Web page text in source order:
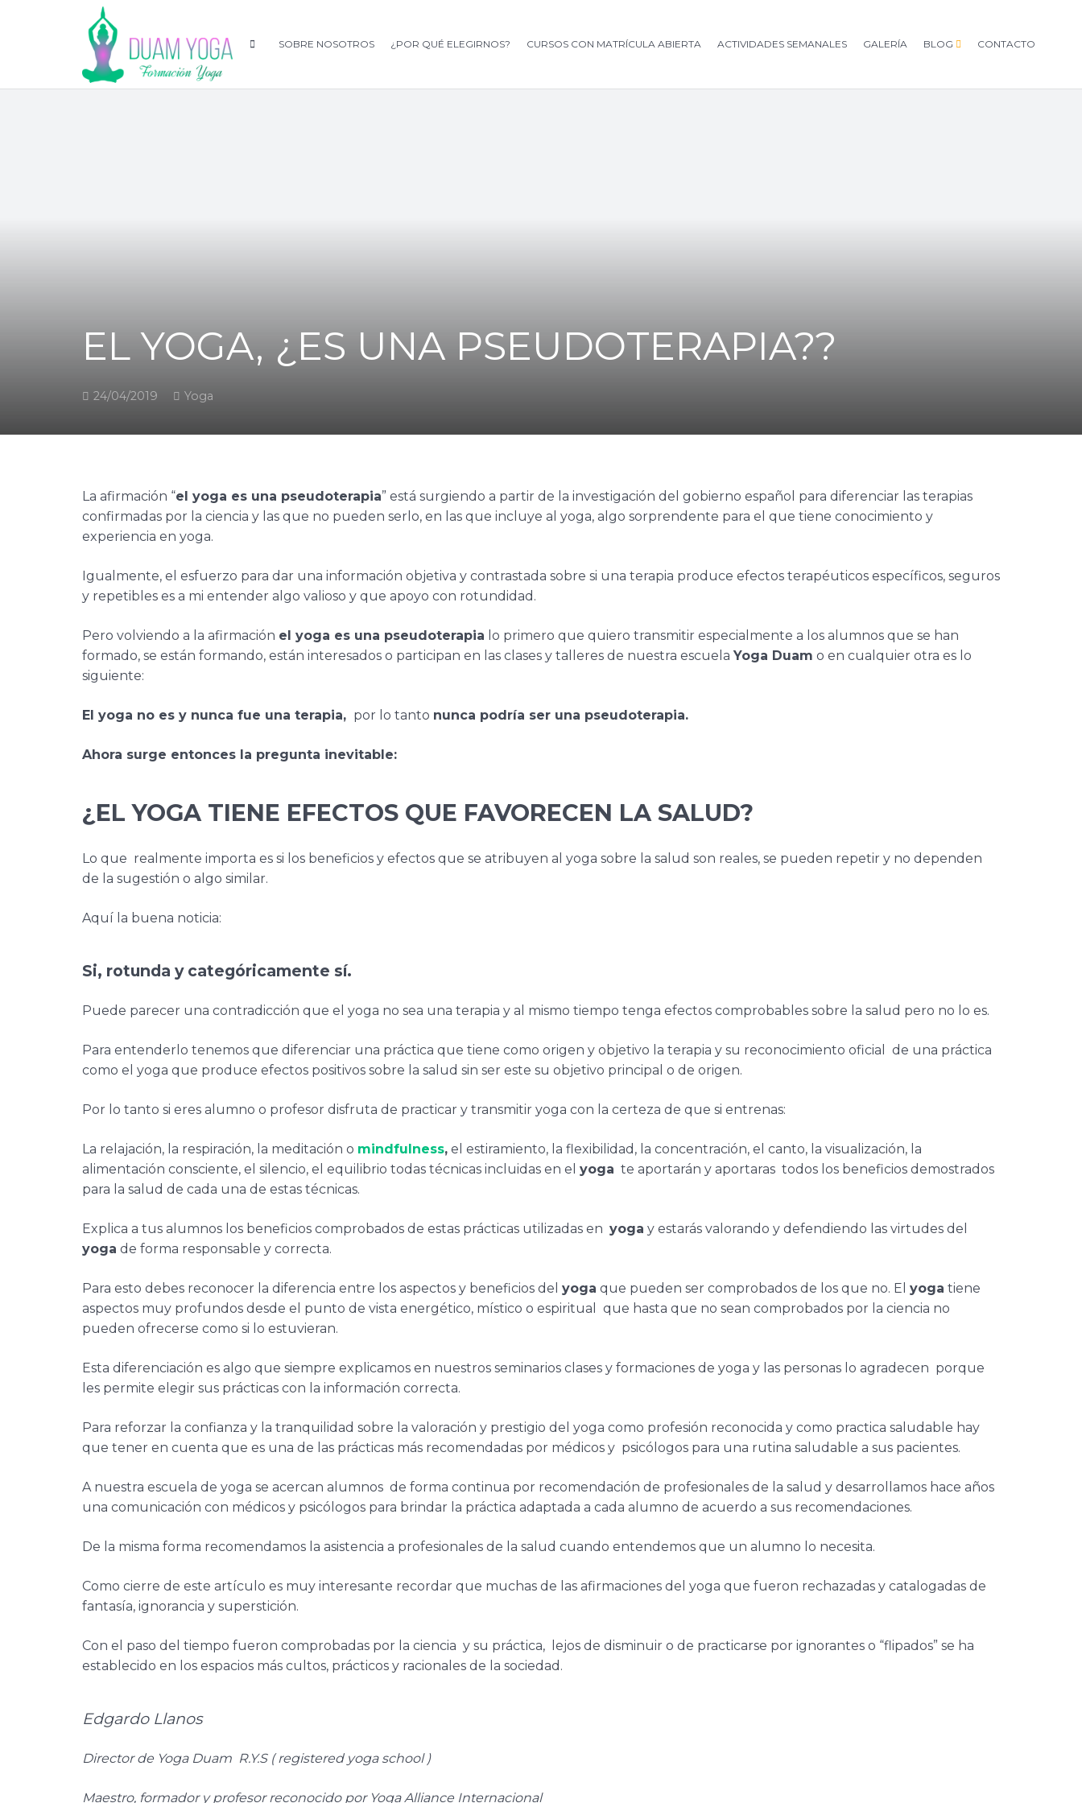
SOBRE NOSOTROS ¿POR QUÉ ELEGIRNOS? CURSOS CON MATRÍCULA ABIERTA ACTIVIDADES SEMANALES GALERÍA BLOG CONTACTO
EL YOGA, ¿ES UNA PSEUDOTERAPIA??
24/04/2019 Yoga
La afirmación “el yoga es una pseudoterapia” está surgiendo a partir de la investigación del gobierno español para diferenciar las terapias
confirmadas por la ciencia y las que no pueden serlo, en las que incluye al yoga, algo sorprendente para el que tiene conocimiento y
experiencia en yoga.
Igualmente, el esfuerzo para dar una información objetiva y contrastada sobre si una terapia produce efectos terapéuticos específicos, seguros
y repetibles es a mi entender algo valioso y que apoyo con rotundidad.
Pero volviendo a la afirmación el yoga es una pseudoterapia lo primero que quiero transmitir especialmente a los alumnos que se han
formado, se están formando, están interesados o participan en las clases y talleres de nuestra escuela Yoga Duam o en cualquier otra es lo
siguiente:
El yoga no es y nunca fue una terapia, por lo tanto nunca podría ser una pseudoterapia.
Ahora surge entonces la pregunta inevitable:
¿EL YOGA TIENE EFECTOS QUE FAVORECEN LA SALUD?
Lo que realmente importa es si los beneficios y efectos que se atribuyen al yoga sobre la salud son reales, se pueden repetir y no dependen
de la sugestión o algo similar.
Aquí la buena noticia:
Si, rotunda y categóricamente sí.
Puede parecer una contradicción que el yoga no sea una terapia y al mismo tiempo tenga efectos comprobables sobre la salud pero no lo es.
Para entenderlo tenemos que diferenciar una práctica que tiene como origen y objetivo la terapia y su reconocimiento oficial de una práctica
como el yoga que produce efectos positivos sobre la salud sin ser este su objetivo principal o de origen.
Por lo tanto si eres alumno o profesor disfruta de practicar y transmitir yoga con la certeza de que si entrenas:
La relajación, la respiración, la meditación o mindfulness, el estiramiento, la flexibilidad, la concentración, el canto, la visualización, la
alimentación consciente, el silencio, el equilibrio todas técnicas incluidas en el yoga te aportarán y aportaras todos los beneficios demostrados
para la salud de cada una de estas técnicas.
Explica a tus alumnos los beneficios comprobados de estas prácticas utilizadas en yoga y estarás valorando y defendiendo las virtudes del
yoga de forma responsable y correcta.
Para esto debes reconocer la diferencia entre los aspectos y beneficios del yoga que pueden ser comprobados de los que no. El yoga tiene
aspectos muy profundos desde el punto de vista energético, místico o espiritual que hasta que no sean comprobados por la ciencia no
pueden ofrecerse como si lo estuvieran.
Esta diferenciación es algo que siempre explicamos en nuestros seminarios clases y formaciones de yoga y las personas lo agradecen porque
les permite elegir sus prácticas con la información correcta.
Para reforzar la confianza y la tranquilidad sobre la valoración y prestigio del yoga como profesión reconocida y como practica saludable hay
que tener en cuenta que es una de las prácticas más recomendadas por médicos y psicólogos para una rutina saludable a sus pacientes.
A nuestra escuela de yoga se acercan alumnos de forma continua por recomendación de profesionales de la salud y desarrollamos hace años
una comunicación con médicos y psicólogos para brindar la práctica adaptada a cada alumno de acuerdo a sus recomendaciones.
De la misma forma recomendamos la asistencia a profesionales de la salud cuando entendemos que un alumno lo necesita.
Como cierre de este artículo es muy interesante recordar que muchas de las afirmaciones del yoga que fueron rechazadas y catalogadas de
fantasía, ignorancia y superstición.
Con el paso del tiempo fueron comprobadas por la ciencia y su práctica, lejos de disminuir o de practicarse por ignorantes o “flipados” se ha
establecido en los espacios más cultos, prácticos y racionales de la sociedad.
Edgardo Llanos
Director de Yoga Duam R.Y.S ( registered yoga school )
Maestro, formador y profesor reconocido por Yoga Alliance Internacional